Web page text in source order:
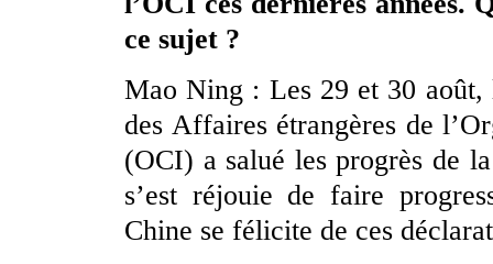
ce sujet ?
Mao Ning : Les 29 et 30 août,
des Affaires étrangères de
(OCI) a salué les progrès de
s’est réjouie de faire
Chine se félicite de ces